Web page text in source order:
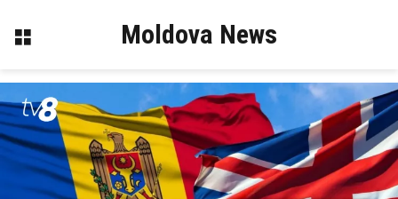
Меню Moldova News